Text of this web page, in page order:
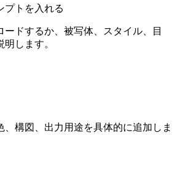
プトを入れる
ードするか、被写体、スタイル、目
します。
、構図、出力用途を具体的に追加しま